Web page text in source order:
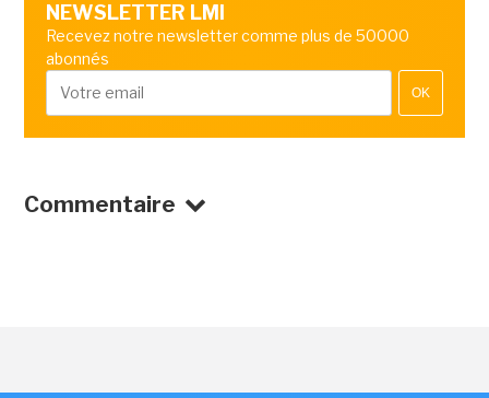
NEWSLETTER LMI
Recevez notre newsletter comme plus de 50000
abonnés
OK
Commentaire